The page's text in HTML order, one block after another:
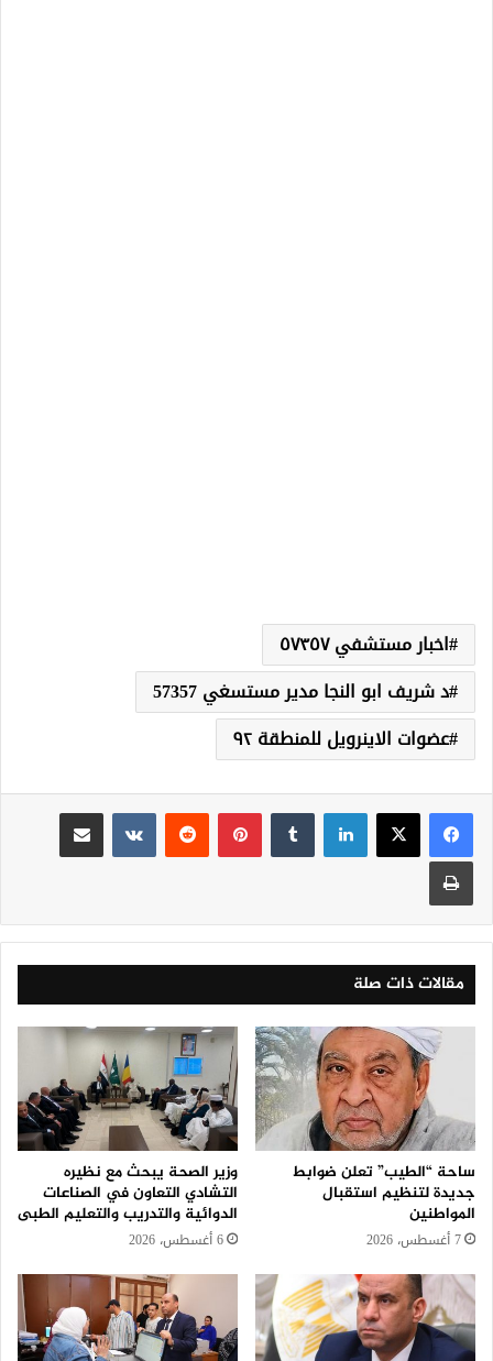
اخبار مستشفي ٥٧٣٥٧
د شريف ابو النجا مدير مستسغي 57357
عضوات الاينرويل للمنطقة ٩٢
لينكدإن بينتيريست
مقالات ذات صلة
ساحة “الطيب” تعلن ضوابط
جديدة لتنظيم استقبال
المواطنين
7 أغسطس، 2026
وزير الصحة يبحث مع نظيره
التشادي التعاون في الصناعات
الدوائية والتدريب والتعليم الطبى
6 أغسطس، 2026